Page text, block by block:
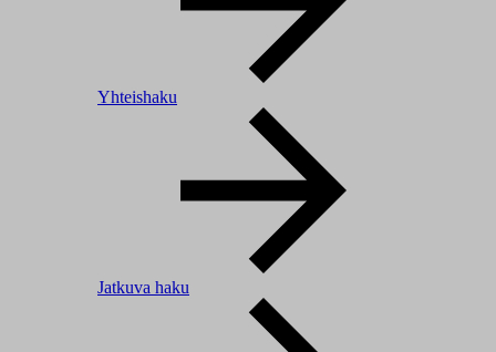
Yhteishaku
Jatkuva haku